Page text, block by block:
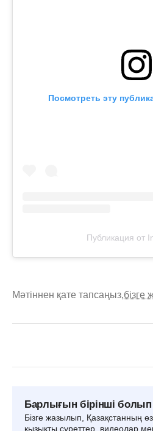
Посмотреть эту
Публикация от
Мәтіннен қате тапсаңыз,бізге
Барлығын бірінші
Бізге жазылып, Қазақстанның
қызықты суреттер, видеолар